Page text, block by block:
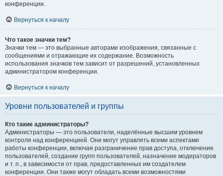
конференции.
Вернуться к началу
Что такое значки тем?
Значки тем — это выбранные авторами изображения, связанные с
сообщениями и отражающие их содержание. Возможность
использования значков тем зависит от разрешений, установленных
администратором конференции.
Вернуться к началу
Уровни пользователей и группы
Кто такие администраторы?
Администраторы — это пользователи, наделённые высшим уровнем
контроля над конференцией. Они могут управлять всеми аспектами
работы конференции, включая разграничение прав доступа, отключение
пользователей, создание групп пользователей, назначение модераторов
и т. п., в зависимости от прав, предоставленных им создателем
конференции. Они также могут обладать всеми возможностями